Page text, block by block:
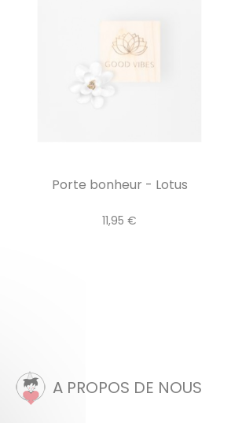
Porte bonheur - Lotus
11,95 €
A PROPOS DE NOUS